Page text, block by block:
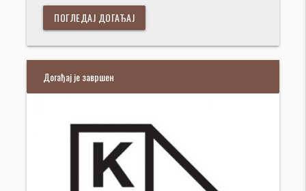
ПОГЛЕДАЈ ДОГАЂАЈ
Догађај је завршен